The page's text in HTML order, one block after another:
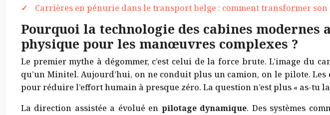
Carrières en pénurie dans le transport belge : comment transformer
Pourquoi la technologie des cabines
physique pour les manœuvres complexes ?
Le premier mythe à dégommer, c’est celui de la force brute. L’image du
qu’un Minitel. Aujourd’hui, on ne conduit plus un camion, on le pilote.
pour réduire l’effort humain à presque zéro. La question n’est plus « as-tu
La direction assistée a évolué en pilotage dynamique. Des systèmes